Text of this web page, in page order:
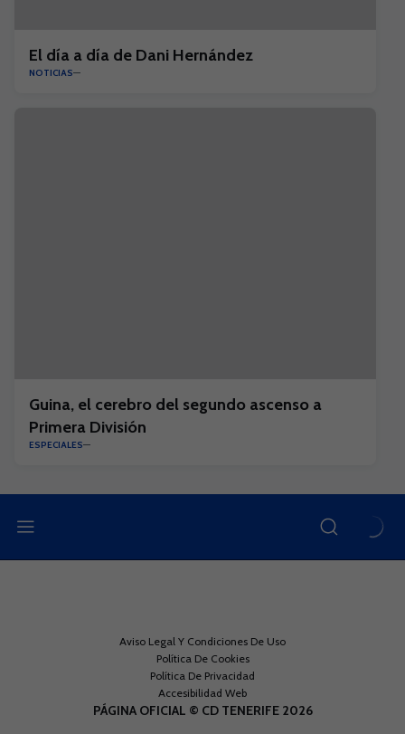
El día a día de Dani Hernández
NOTICIAS
Guina, el cerebro del segundo ascenso a
Primera División
ESPECIALES
Aviso Legal Y Condiciones De Uso
Política De Cookies
Política De Privacidad
Accesibilidad Web
PÁGINA OFICIAL © CD TENERIFE 2026